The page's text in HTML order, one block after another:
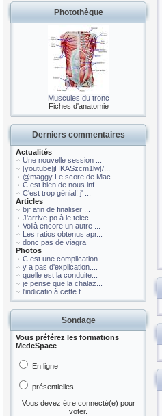
Photothèque
Muscules du tronc
Fiches d'anatomie
Derniers commentaires
Actualités
Une nouvelle session ...
[youtube]jHKASzcm1lw[/...
@maggy Le score de Mac...
C est bien de nous inf...
C'est trop génial! j' ...
Articles
bjr afin de finaliser ...
J'arrive po à le telec...
Voilà encore un autre ...
Les ratios obtenus apr...
donc pas de viagra
Photos
C est une complication...
y a pas d'explication....
quelle est la conduite...
je pense que la chalaz...
l'indicatio à cette t...
Sondage
Vous préférez les formations
MedeSpace
En ligne
présentielles
Vous devez être connecté(e) pour
voter.